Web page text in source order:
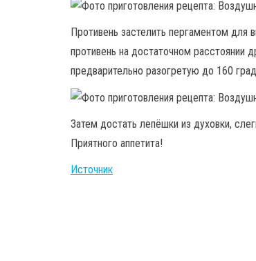
Противень застелить пергаментом
противень на достаточном расстоянии
предварительно разогретую до 160
Затем достать лепёшки из духовки,
Приятного аппетита!
Источник